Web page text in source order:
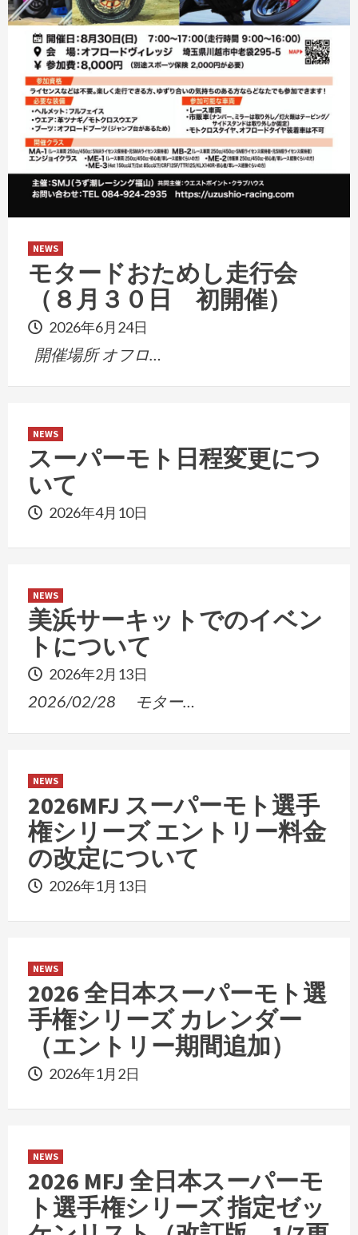
NEWS
モタードおためし走行会
（８月３０日 初開催）
2026年6月24日
開催場所 オフロ…
NEWS
スーパーモト日程変更につ
いて
2026年4月10日
NEWS
美浜サーキットでのイベン
トについて
2026年2月13日
2026/02/28 モター…
NEWS
2026MFJ スーパーモト選手
権シリーズ エントリー料金
の改定について
2026年1月13日
NEWS
2026 全日本スーパーモト選
手権シリーズ カレンダー
（エントリー期間追加）
2026年1月2日
NEWS
2026 MFJ 全日本スーパーモ
ト選手権シリーズ 指定ゼッ